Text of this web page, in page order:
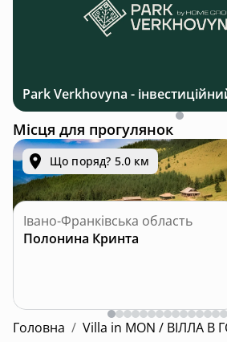
Місця для прогулянок
Що поряд? 5.0 км
Івано-Франківська область
Полонина Кринта
Головна / Villa in MON / ВІЛЛА В